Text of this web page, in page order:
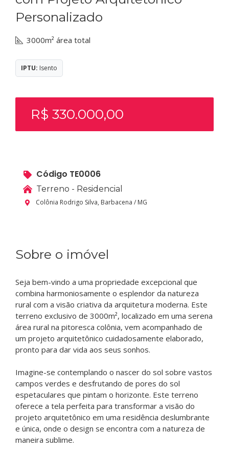
Personalizado
3000m² área total
IPTU: Isento
R$ 330.000,00
Código TE0006
Terreno - Residencial
Colônia Rodrigo Silva, Barbacena / MG
Sobre o imóvel
Seja bem-vindo a uma propriedade excepcional que
combina harmoniosamente o esplendor da natureza
rural com a visão criativa da arquitetura moderna. Este
terreno exclusivo de 3000m², localizado em uma serena
área rural na pitoresca colônia, vem acompanhado de
um projeto arquitetônico cuidadosamente elaborado,
pronto para dar vida aos seus sonhos.
Imagine-se contemplando o nascer do sol sobre vastos
campos verdes e desfrutando de pores do sol
espetaculares que pintam o horizonte. Este terreno
oferece a tela perfeita para transformar a visão do
projeto arquitetônico em uma residência deslumbrante
e única, onde o design se encontra com a natureza de
maneira sublime.